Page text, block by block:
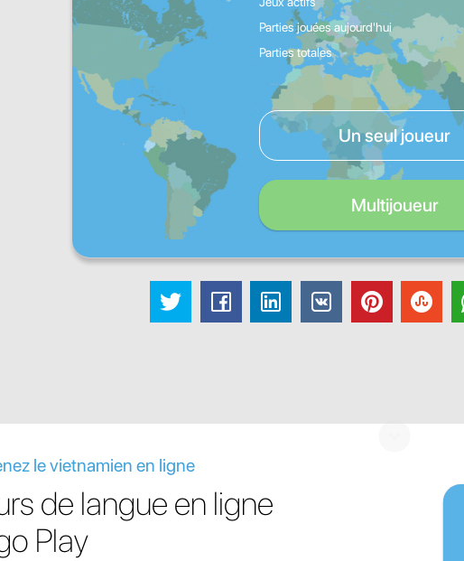
Parties jouées aujourd'hui
Parties totales
Un seul joueur
Multijoueur
le vietnamien en ligne
de langue en ligne
Play